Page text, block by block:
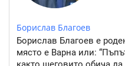
Борислав Благоев
Борислав Благоев е
място е Варна или: